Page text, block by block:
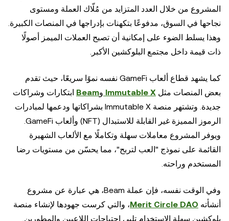
المشروع من خلال العدد المتزايد من مُلّاك العملة ومستوى
نجاحها في السوق، مدفوعًا بتكهنات بإدراجها في المنصات الكبيرة.
وهذا يسلط الضوء على إمكانية أن تصبح العملات الميمز أصولًا
ذات قيمة داخل مجتمع البلوكشين الأكبر.
كما يشهد قطاع ألعاب GameFi نفسه نموًا سريعًا، حيث تقدم
بعض المنصات مثل Immutable X وBeam ابتكارات وشراكات
جديدة. وتشتهر منصة Immutable X بشراكاتها ودعمها لمبادرات
الرموز المميزة غير القابلة للاستبدال (NFT) وألعاب GameFi.
ويوفر المشروع معاملات سهلة وتكاملًا مع الألعاب الشهيرة
القائمة على نموذج "العب لتربح"، مما يحسّن من مستويات رضا
المستخدم وراحته.
وفي الوقت نفسه، فإن عملة Beam، هي عبارة عن مشروع
أنشأته Merit Circle DAO، والتي كرست جهودها لإنشاء منصة
بلوكشين سهلة الاستخدام تلبي احتياجات اللاعبين والمطورين.